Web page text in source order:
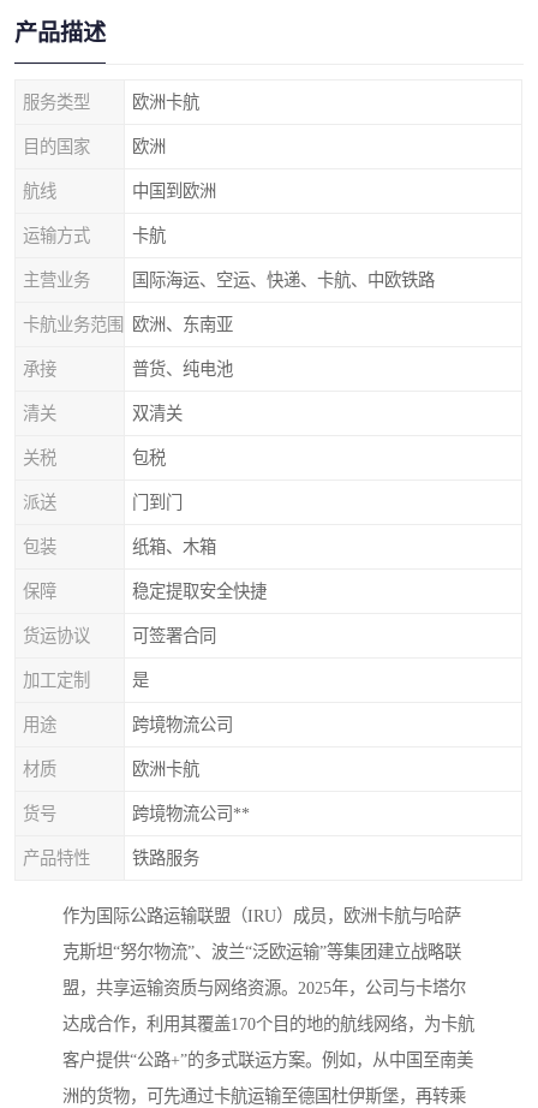
产品描述
服务类型 欧洲卡航
目的国家 欧洲
航线 中国到欧洲
运输方式 卡航
主营业务 国际海运、空运、快递、卡航、中欧铁路
卡航业务范围 欧洲、东南亚
承接 普货、纯电池
清关 双清关
关税 包税
派送 门到门
包装 纸箱、木箱
保障 稳定提取安全快捷
货运协议 可签署合同
加工定制 是
用途 跨境物流公司
材质 欧洲卡航
货号 跨境物流公司**
产品特性 铁路服务
作为国际公路运输联盟（IRU）成员，欧洲卡航与哈萨
克斯坦“努尔物流”、波兰“泛欧运输”等集团建立战略联
盟，共享运输资质与网络资源。2025年，公司与卡塔尔
达成合作，利用其覆盖170个目的地的航线网络，为卡航
客户提供“公路+”的多式联运方案。例如，从中国至南美
洲的货物，可先通过卡航运输至德国杜伊斯堡，再转乘